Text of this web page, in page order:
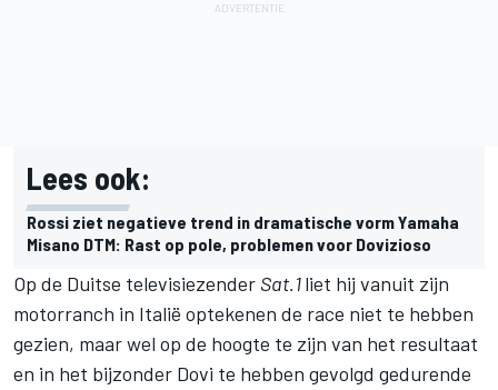
Lees ook:
Rossi ziet negatieve trend in dramatische vorm Yamaha
Misano DTM: Rast op pole, problemen voor Dovizioso
Op de Duitse televisiezender Sat.1liet hij vanuit zijn
motorranch in Italië optekenen de race niet te hebben
gezien, maar wel op de hoogte te zijn van het resultaat
en in het bijzonder Dovi te hebben gevolgd gedurende